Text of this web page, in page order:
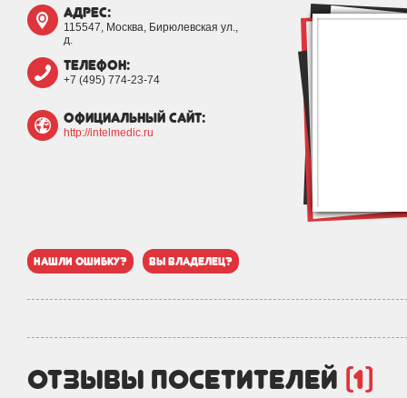
адрес:
115547, Москва, Бирюлевская ул.,
д.
телефон:
+7 (495) 774-23-74
официальный сайт:
http://intelmedic.ru
нашли ошибку? вы владелец?
отзывы посетителей (1)